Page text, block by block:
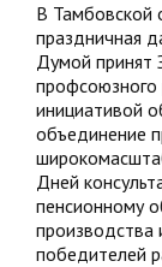
В Тамбовской
праздничная
Думой принят
профсоюзного
инициативой
объединение
Дней
пенсионному
производства
победителей